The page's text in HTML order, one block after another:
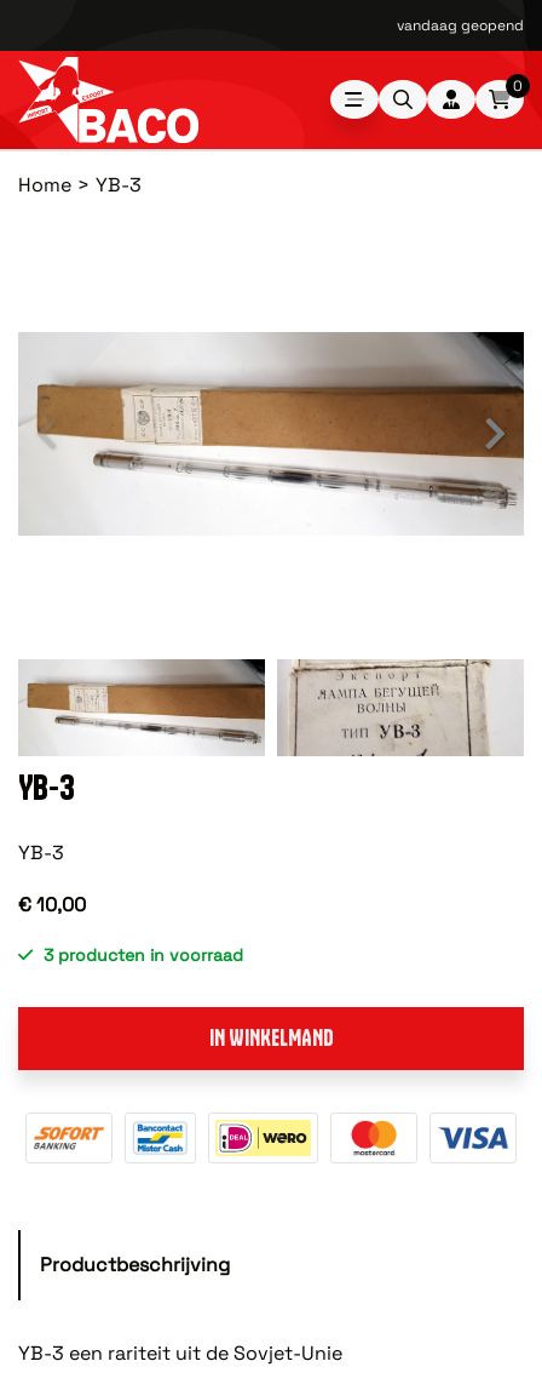
vandaag geopend
0
Home YB-3
YB-3
YB-3
€ 10,00
3 producten in voorraad
IN WINKELMAND
Productbeschrijving
YB-3 een rariteit uit de Sovjet-Unie